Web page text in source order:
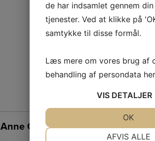
Anne Glad
de har indsamlet gennem
tjenester. Ved at klikke på
samtykke til disse formål.
Læs mere om vores brug af
behandling af persondata her
VIS DETALJER
AFVIS ALLE
OK